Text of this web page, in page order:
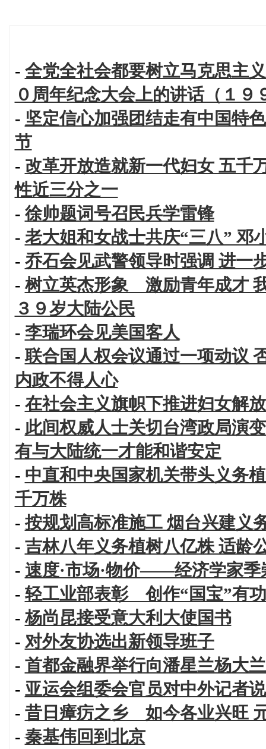
- 全党全社会都要树立马克思主
０周年纪念大会上的讲话（１９
- 坚定信心加强团结走有中国特
节
- 改革开放造就新一代妇女 五千
性近三分之一
- 徐帅题词号召民兵学雷锋
- 老大姐和女战士共庆“三八” 邓
- 乔石会见武警领导时强调 进一
- 树立英杰形象 激励青年成才
３９岁大陆公民
- 李瑞环会见美国客人
-联合国人权会议通过一项动议
内政不得人心
- 在社会主义旗帜下推进妇女解
- 此间权威人士关切台湾政局演
有与大陆统一才能和谐安定
- 中直和中央国家机关带头义务
千万株
-按规划高标准施工 烟台兴建义
- 吉林八年义务植树八亿株 适龄
- 速度·市场·物价——经济学家季
- 轻工业部表彰 创作“国宝”有
-杨尚昆接受意大利大使国书
- 对外友协选出新领导班子
- 首都金融界举行向潘星兰杨大
- 亚运会组委会官员对中外记者
- 昔日瘴疠之乡 如今各业兴旺
-秦基伟回到北京